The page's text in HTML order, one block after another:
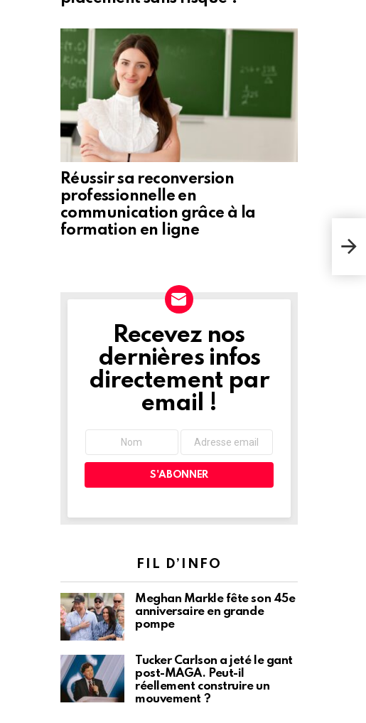
Réussir sa reconversion
professionnelle en
communication grâce à la
formation en ligne
NEWSLETTER
Recevez nos
dernières infos
directement par
email !
FIL D’INFO
Meghan Markle fête son 45e
anniversaire en grande
pompe
Tucker Carlson a jeté le gant
post-MAGA. Peut-il
réellement construire un
mouvement ?